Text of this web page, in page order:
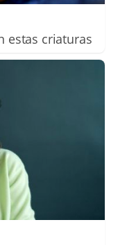
estas criaturas